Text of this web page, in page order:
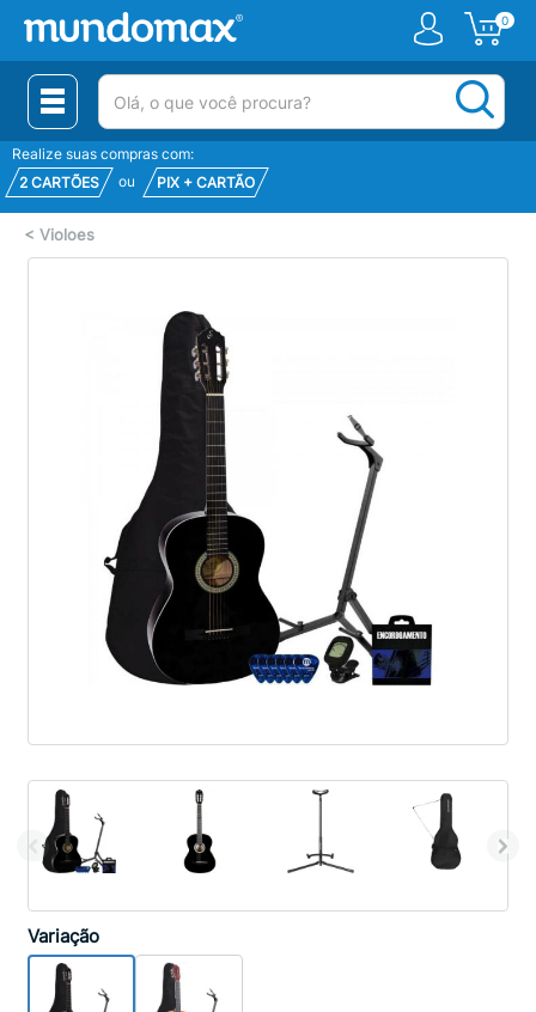
0
(pesquisar)
Realize suas compras com:
2 CARTÕES
ou PIX + CARTÃO
< Violoes
Variação